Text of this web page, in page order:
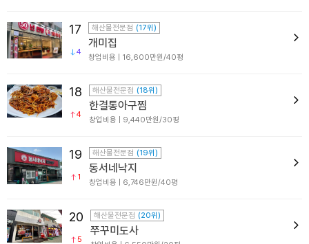
17
4
해산물전문점 (17위)
개미집
창업비용 | 16,600만원/40평
18
4
해산물전문점 (18위)
한결통아구찜
창업비용 | 9,440만원/30평
19
1
해산물전문점 (19위)
동서네낙지
창업비용 | 6,746만원/40평
20
5
해산물전문점 (20위)
쭈꾸미도사